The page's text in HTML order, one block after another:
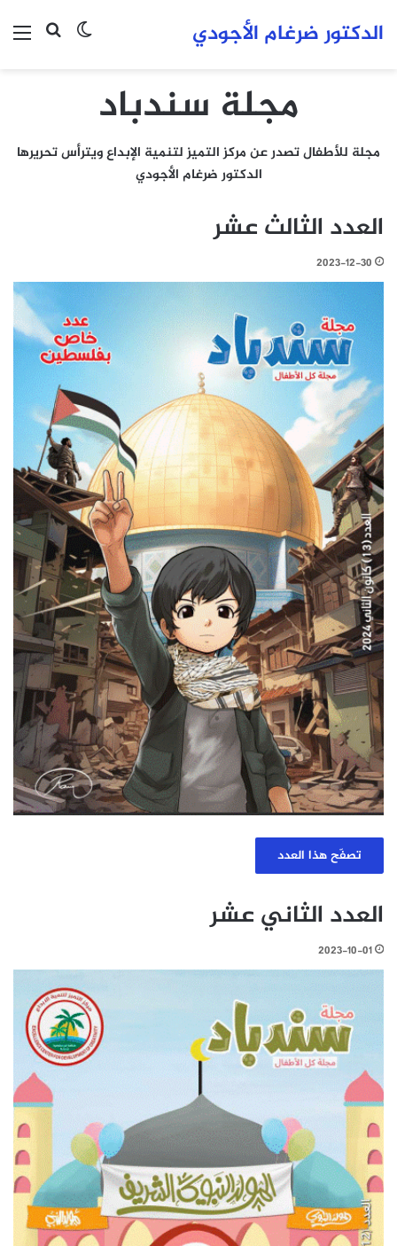
بحثالوضع الدكتور ضرغام الأجودي
مجلة سندباد
مجلة للأطفال تصدر عن مركز التميز لتنمية الإبداع ويترأس تحريرها
الدكتور ضرغام الأجودي
العدد الثالث عشر
2023-12-30
تصفّح هذا العدد
العدد الثاني عشر
2023-10-01